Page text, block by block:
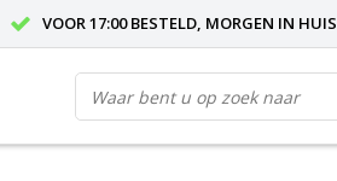
VOOR 17:00 BESTELD, MORGEN IN HUIS